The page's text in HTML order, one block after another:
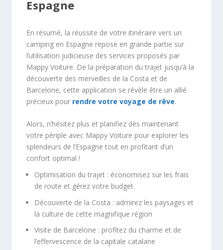
Espagne
En résumé, la réussite de votre itinéraire vers un
camping en Espagne repose en grande partie sur
l’utilisation judicieuse des services proposés par
Mappy Voiture. De la préparation du trajet jusqu’à la
découverte des merveilles de la Costa et de
Barcelone, cette application se révèle être un allié
précieux pour rendre votre voyage de rêve.
Alors, n’hésitez plus et planifiez dès maintenant
votre périple avec Mappy Voiture pour explorer les
splendeurs de l’Espagne tout en profitant d’un
confort optimal !
Optimisation du trajet : économisez sur les frais
de route et gérez votre budget
Découverte de la Costa : admirez les paysages et
la culture de cette magnifique région
Visite de Barcelone : profitez du charme et de
l’effervescence de la capitale catalane